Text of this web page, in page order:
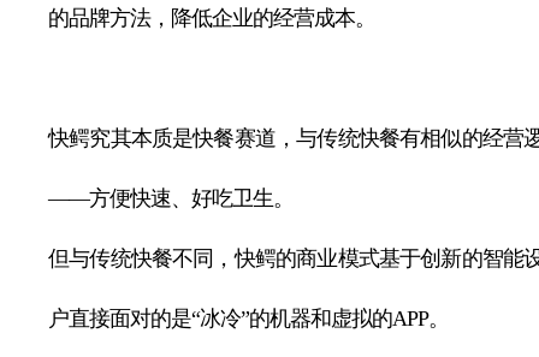
的品牌方法，降低企业的经营成本。
快鳄究其本质是快餐赛道，与传统快餐有相似的经营
——方便快速、好吃卫生。
但与传统快餐不同，快鳄的商业模式基于创新的智能
户直接面对的是“冰冷”的机器和虚拟的APP。